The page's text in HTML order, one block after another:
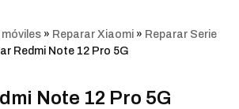
» Reparar Xiaomi » Reparar Serie
Redmi Note 12 Pro 5G
Note 12 Pro 5G